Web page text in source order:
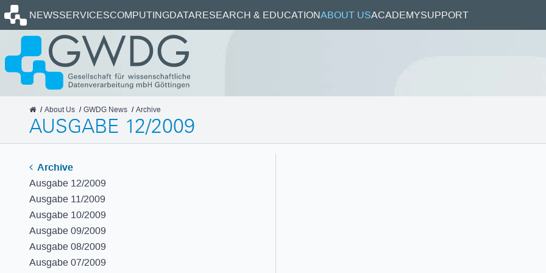
NEWSSERVICESCOMPUTINGDATARESEARCH & EDUCATIONABOUT USACADEMYSUPPORT
GWDG
About Us GWDG News Archive
AUSGABE 12/2009
Archive
Ausgabe 12/2009
Ausgabe 11/2009
Ausgabe 10/2009
Ausgabe 09/2009
Ausgabe 08/2009
Ausgabe 07/2009